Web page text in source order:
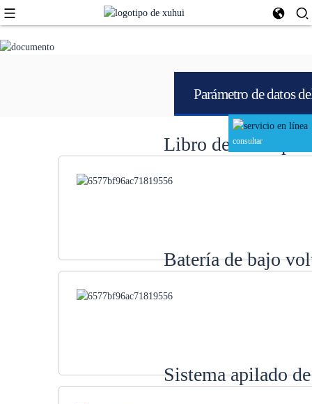
consultar
Parámetro de datos
Libro de casos
Batería de bajo
Sistema apilado